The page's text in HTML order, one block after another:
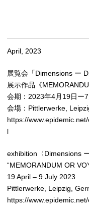
April, 2023
展覧会「Dimensions ー
展示作品《
会期：2023年4月19日ー
会場：Pittlerwerke,
https://
l
exhibition〈Dimensions
“MEMORANDUM OR
19 April – 9 July 2023
Pittlerwerke, Leipzig,
https://